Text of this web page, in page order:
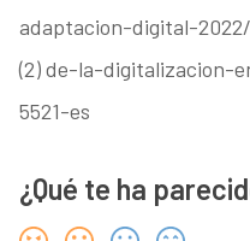
adaptacion-digital-2022/
(2) de-la-digitalizacion-
5521-es
¿Qué te ha